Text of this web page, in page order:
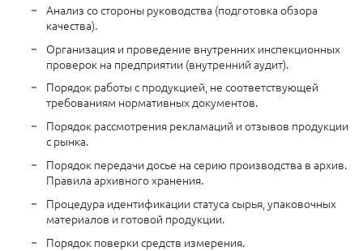
Анализ со стороны руководства (подготовка обзора
качества).
Организация и проведение внутренних инспекционных
проверок на предприятии (внутренний аудит).
Порядок работы с продукцией, не соответствующей
требованиям нормативных документов.
Порядок рассмотрения рекламаций и отзывов продукции
с рынка.
Порядок передачи досье на серию производства в архив.
Правила архивного хранения.
Процедура идентификации статуса сырья, упаковочных
материалов и готовой продукции.
Порядок поверки средств измерения.